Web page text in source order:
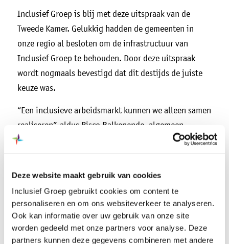
Deze website maakt gebruik van cookies
Inclusief Groep gebruikt cookies om content te
personaliseren en om ons websiteverkeer te analyseren.
Ook kan informatie over uw gebruik van onze site
worden gedeeld met onze partners voor analyse. Deze
partners kunnen deze gegevens combineren met andere
Inclusief Groep is blij met deze uitspraak van de
Tweede Kamer. Gelukkig hadden de gemeenten in
onze regio al besloten om de infrastructuur van
Inclusief Groep te behouden. Door deze uitspraak
wordt nogmaals bevestigd dat dit destijds de juiste
keuze was.
“Een inclusieve arbeidsmarkt kunnen we alleen samen
realiseren”, aldus Risco Balkenende, algemeen
directeur van Inclusief Groep. “Het doel is en blijft
om zoveel mogelijk mensen bij ‘reguliere’ bedrijven
een arbeidsplek te bieden. Maar dit is niet voor
sociale ontwikkelbedrijven zijn, zoals Inclusief Groep,
waar mensen terecht kunnen als een baan bij een
regulier bedrijf (nog) niet tot de mogelijkheden